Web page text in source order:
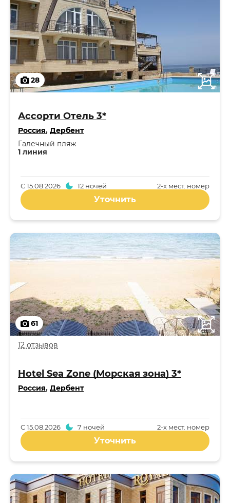
28
Ассорти Отель 3*
Россия, Дербент
1 линия
Галечный пляж
2-x мест. номер
С15.08.2026 12 ночей
Уточнить
61
12 отзывов
Hotel Sea Zone (Морская зона) 3*
Россия, Дербент
2-x мест. номер
С15.08.2026 7 ночей
Уточнить